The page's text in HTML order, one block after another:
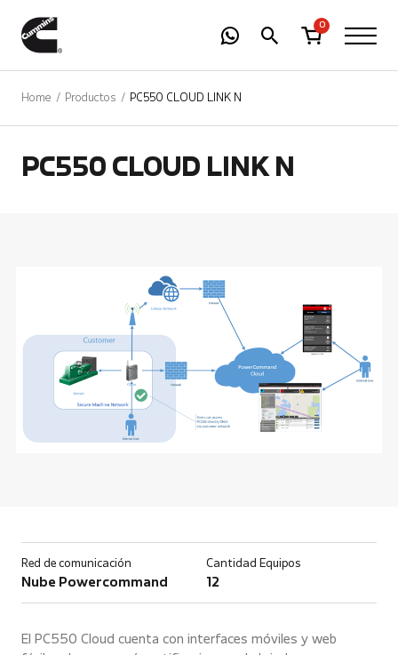
0
Home Productos PC550 CLOUD LINK N
PC550 CLOUD LINK N
Red de comunicación
Nube Powercommand
Cantidad Equipos
12
El PC550 Cloud cuenta con interfaces móviles y web